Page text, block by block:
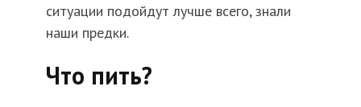
ситуации подойдут лучше всего, знали
наши предки.
Что пить?